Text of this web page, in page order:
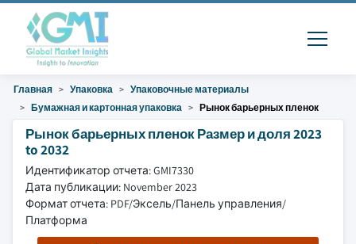
Главная Упаковка
Упаковочные материалы
Бумажная и картонная упаковка
Рынок барьерных пленок
Рынок барьерных пленок Размер и доля 2023
to 2032
Идентификатор отчета: GMI7330
Дата публикации: November 2023
Формат отчета: PDF/Эксель/Панель управления/
Платформа